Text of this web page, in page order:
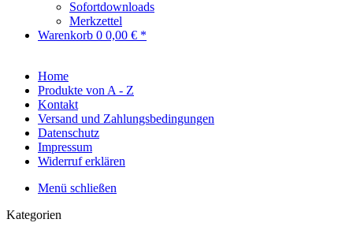
Sofortdownloads
Merkzettel
Warenkorb 0 0,00 € *
Home
Produkte von A - Z
Kontakt
Versand und Zahlungsbedingungen
Datenschutz
Impressum
Widerruf erklären
Menü schließen
Kategorien